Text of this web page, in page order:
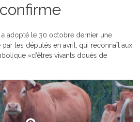
a adopté le 30 octobre dernier une
les députés en avril, qui reconnaît aux
«d’êtres vivants doués de